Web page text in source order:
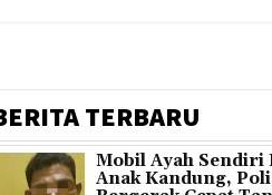
TERBARU
Mobil Ayah Sendiri
Anak Kandung,